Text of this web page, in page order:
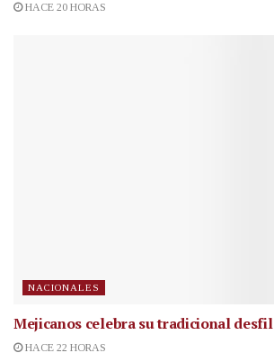
HACE 20 HORAS
NACIONALES
Mejicanos celebra su tradicional
HACE 22 HORAS